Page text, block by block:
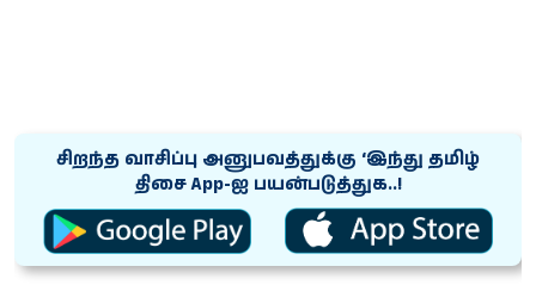
சிறந்த வாசிப்பு அனுபவத்துக்கு ‘இந்து தமிழ்
திசை App-ஐ பயன்படுத்துக..!